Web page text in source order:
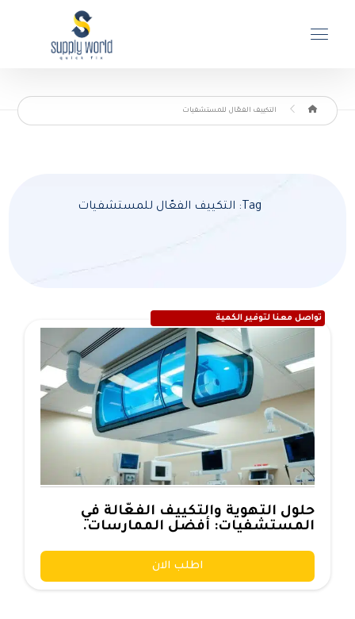
التكييف الفعّال للمستشفيات
Tag: التكييف الفعّال للمستشفيات
تواصل معنا لتوفير الكمية
حلول التهوية والتكييف الفعّالة في
المستشفيات: أفضل الممارسات.
اطلب الان